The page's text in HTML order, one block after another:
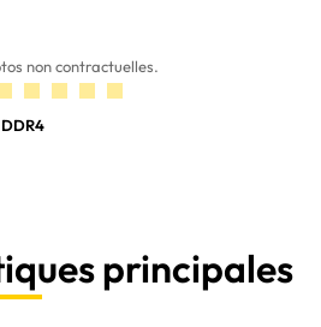
non contractuelles.
principales